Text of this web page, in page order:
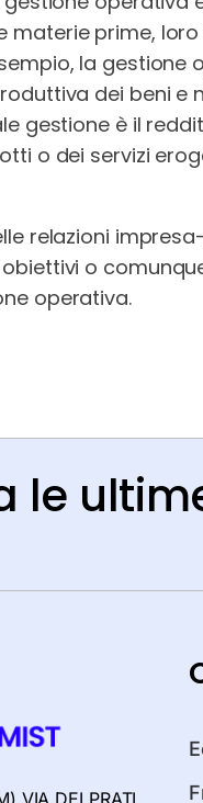
materie prime,
la
dei beni e
gestione è il
o dei servizi
relazioni
o
operativa.
le